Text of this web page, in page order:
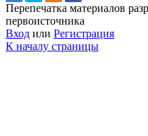
Перепечатка материалов
первоисточника
Вход или Регистрация
К началу страницы